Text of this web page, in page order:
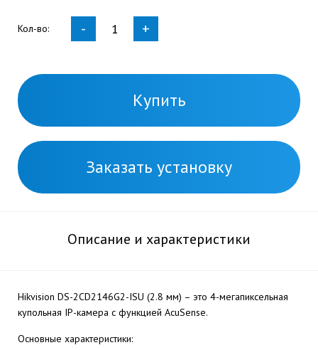
Кол-во: - +
Купить
Заказать установку
Описание и характеристики
Hikvision DS-2CD2146G2-ISU (2.8 мм) – это 4-мегапиксельная
купольная IP-камера с функцией AcuSense.
Основные характеристики: